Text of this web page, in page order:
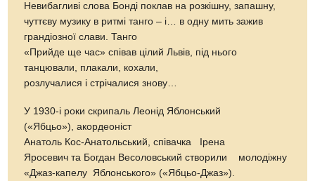
Невибагливі слова Бонді поклав на розкішну, запашну,
чуттєву музику в ритмі танго – і… в одну мить зажив
грандіозної слави. Танго
«Прийде ще час» співав цілий Львів, під нього
танцювали, плакали, кохали,
розлучалися і стрічалися знову…
У 1930-і роки скрипаль Леонід Яблонський
(«Ябцьо»), акордеоніст
Анатоль Кос-Анатольський, співачка Ірена
Яросевич та Богдан Весоловський створили молодіжну
«Джаз-капелу Яблонського» («Ябцьо-Джаз»).